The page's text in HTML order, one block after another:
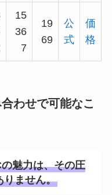
15
36
7
19
69
公
式
価
格
わせで可能なこ
魅力は、その圧
りません。